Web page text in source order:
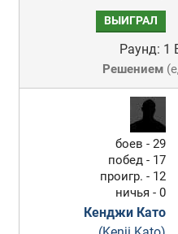
ВЫИГРАЛ
Раунд: 1
Решением(
боев - 29
побед - 17
проигр. - 12
ничья - 0
Кенджи Като